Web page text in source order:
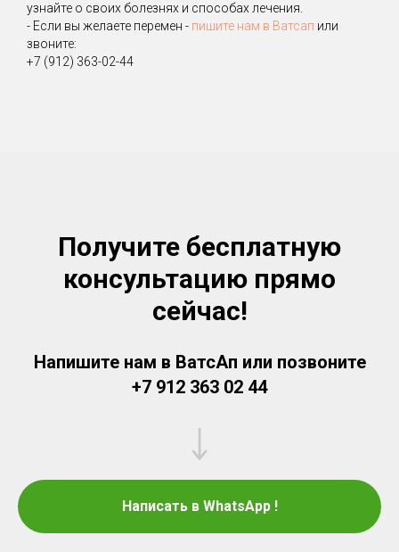
узнайте о своих болезнях и способах лечения.
- Если вы желаете перемен - пишите нам в Ватсап или
звоните:
+7 (912) 363-02-44
Получите бесплатную
консультацию прямо
сейчас!
Напишите нам в ВатсАп или позвоните
+7 912 363 02 44
Написать в WhatsApp !